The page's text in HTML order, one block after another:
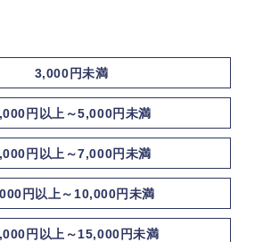
3,000円未満
円以上～5,000円未満
円以上～7,000円未満
円以上～10,000円未満
円以上～15,000円未満